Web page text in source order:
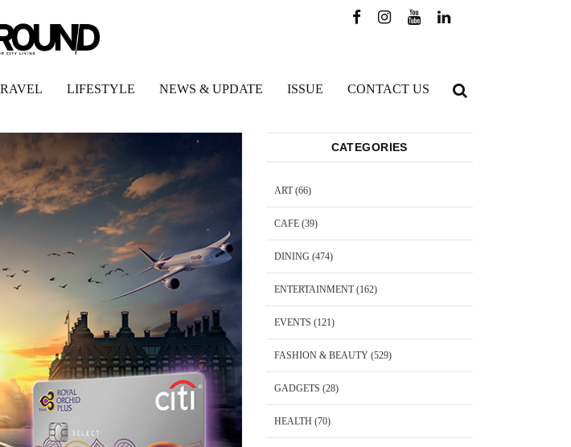
LIFESTYLE NEWS & UPDATE ISSUE CONTACT US
CATEGORIES
ART(66)
CAFE(39)
DINING (474)
ENTERTAINMENT(162)
EVENTS (121)
FASHION & BEAUTY(529)
GADGETS (28)
HEALTH (70)